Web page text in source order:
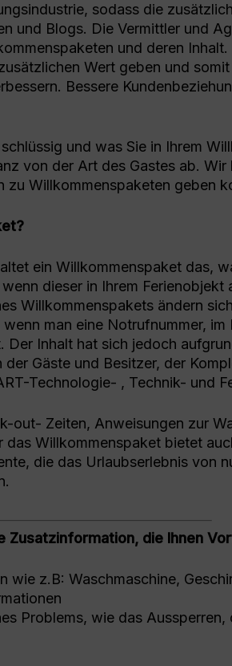
sodass die
und Blogs. Die Vermittler und
und deren Inhalt.
Wert geben und
Bessere
und was Sie in Ihrem
von der Art des Gastes ab.
zu Willkommenspaketen geben
ein Willkommenspaket das,
dieser in Ihrem Ferienobjekt
Willkommenspakets ändern
man eine Notrufnummer, im
Der Inhalt hat sich jedoch
Gäste und Besitzer, der
Technologie- , Technik- und
out- Zeiten, Anweisungen zur
das Willkommenspaket bietet
die das Urlaubserlebnis von
Zusatzinformation, die Ihnen
wie z.B: Waschmaschine,
Problems, wie das Aussperren,